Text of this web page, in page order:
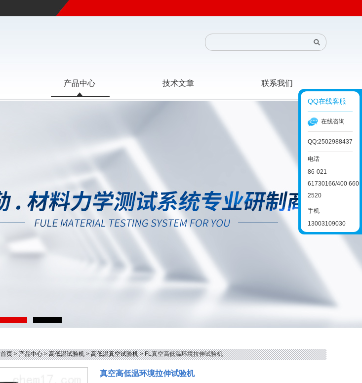
产品中心 技术文章 联系我们
首页>产品中心>高低温试验机>高低温真空试验机> FL真空高低温环境拉伸试验机
真空高低温环境拉伸试验机
QQ在线客服
在线咨询
QQ:2502988437
电话
86-021-
61730166/400 660
2520
手机
13003109030